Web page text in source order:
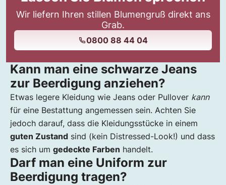
Wir liefern Ihren stillen Blumengruß direkt ans
Grab.
0800 88 44 04
Kann man eine schwarze Jeans
zur Beerdigung anziehen?
Etwas legere Kleidung wie Jeans oder Pullover kann
für eine Bestattung angemessen sein. Achten Sie
jedoch darauf, dass die Kleidungsstücke in einem
guten Zustand sind (kein Distressed-Look!) und dass
es sich um gedeckte Farben handelt.
Darf man eine Uniform zur
Beerdigung tragen?